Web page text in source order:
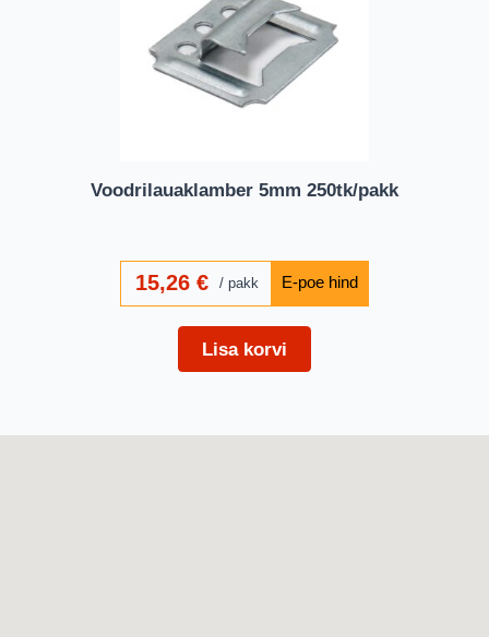
Voodrilauaklamber 5mm 250tk/pakk
15,26€ pakk
Lisa korvi